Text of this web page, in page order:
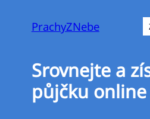
PrachyZNebe
Srovnejte a
půjčku online